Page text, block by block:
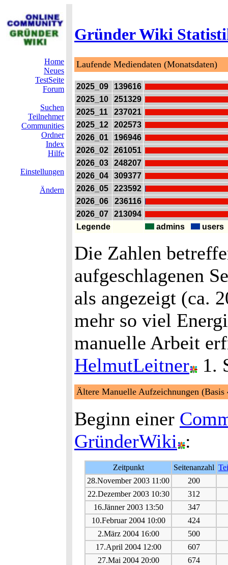
Gründer Wiki
Home
Neues
TestSeite
Forum
Suchen
Teilnehmer
Communities
Ordner
Index
Hilfe
Einstellungen
Ändern
Laufende Mediendaten (Monatsdaten)
2025_09
139616
2025_10
251329
2025_11
237021
2025_12
202573
2026_01
196946
2026_02
261051
2026_03
248207
2026_04
309377
2026_05
223592
2026_06
236116
2026_07
213094
Legende
admins
Die Zahlen
aufgeschlagenen
als angezeigt (ca.
mehr so viel
manuelle Arbeit
HelmutLeitner
1.
Ältere Manuelle Aufzeichnungen (Basis
Beginn einer
GründerWiki :
Zeitpunkt Seitenanzahl
28.November 2003 11:00
200
22.Dezember 2003 10:30
312
16.Jänner 2003 13:50
347
10.Februar 2004 10:00
424
2.März 2004 16:00
500
17.April 2004 12:00
607
27.Mai 2004 20:00
674